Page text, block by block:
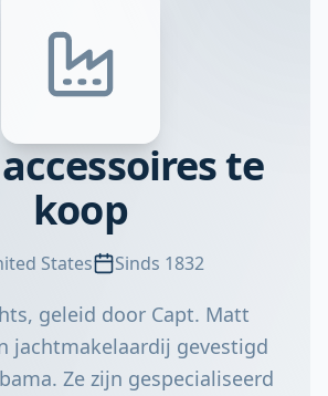
te
koop
States Sinds 1832
geleid door Capt. Matt
jachtmakelaardij gevestigd
Ze zijn gespecialiseerd